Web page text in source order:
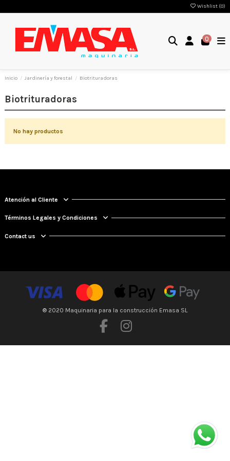
Wishlist (0)
0
Inicio Jardinería y forestal Biotrituradoras
Biotrituradoras
No hay productos
Atención al Cliente
Términos Legales y Condiciones
Contact us
® 2020 Maquinaria para la construcción Emasa SL